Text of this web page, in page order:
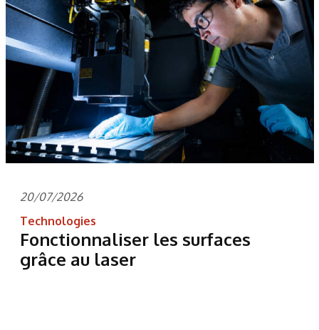
20/07/2026
Technologies
Fonctionnaliser les surfaces
grâce au laser